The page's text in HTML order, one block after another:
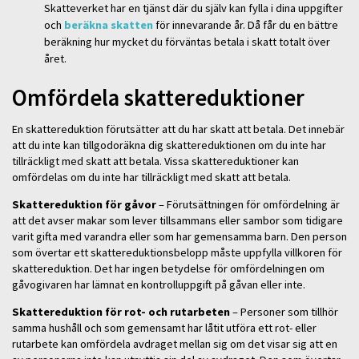
Skatteverket har en tjänst där du själv kan fylla i dina uppgifter
och beräkna skattenför innevarande år. Då får du en bättre
beräkning hur mycket du förväntas betala i skatt totalt över
året.
Omfördela skattereduktioner
En skattereduktion förutsätter att du har skatt att betala. Det innebär
att du inte kan tillgodoräkna dig skattereduktionen om du inte har
tillräckligt med skatt att betala. Vissa skattereduktioner kan
omfördelas om du inte har tillräckligt med skatt att betala.
Skattereduktion för gåvor– Förutsättningen för omfördelning är
att det avser makar som lever tillsammans eller sambor som tidigare
varit gifta med varandra eller som har gemensamma barn. Den person
som övertar ett skattereduktionsbelopp måste uppfylla villkoren för
skattereduktion. Det har ingen betydelse för omfördelningen om
gåvogivaren har lämnat en kontrolluppgift på gåvan eller inte.
Skattereduktion för rot- och rutarbeten– Personer som tillhör
samma hushåll och som gemensamt har låtit utföra ett rot- eller
rutarbete kan omfördela avdraget mellan sig om det visar sig att en